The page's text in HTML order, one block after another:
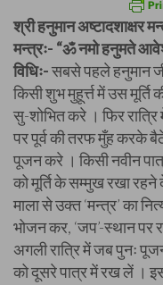
श्री हनुमान अष्टादशाक्षर
मन्त्रः- “ॐ नमो हनुमते
विधिः-सबसे पहले हनुमान
किसी शुभ मुहूर्त्त में उस
सु-शोभित करे । फिर
पर पूर्व की तरफ मुँह करके
पूजन करे । किसी नवीन
को मूर्ति के सम्मुख रखा रहने
माला से उक्त ‘मन्त्र’ का
भोजन कर, ‘जप’-स्थान पर
अगली रात्रि में जब पुनः
को दूसरे पात्र में रख लें ।